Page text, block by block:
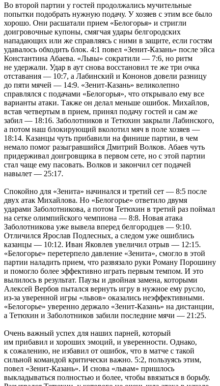
Во второй партии у гостей продолжались мучительные
попытки подобрать нужную подачу. У хозяев с этим все было
хорошо. Они расшатали прием «Белогорья» и стригли
доигровочные купоны, смягчая удары белгородских
нападающих или же справляясь с ними в защите, если гостям
удавалось обходить блок. 4:1 повел «Зенит-Казань» после эйса
Константина Абаева. «Львы» сократили — 7:6, но ритм
не удержали. Удар в аут снова восстановил те же три очка
отставания — 10:7, а Лабинский и Кононов довели разницу
до пяти мячей — 14:9. «Зенит-Казань» великолепно
справлялся с подачами «Белогорья», что открывало ему все
варианты атаки. Также он делал меньше ошибок. Михайлов,
встав четвертым в прием, принял подачу гостей и сам же
забил — 18:16. Заболотников и Тетюхин закрыли Лабинского,
а потом наш блокирующий вколотил мяч в поле хозяев —
18:14. Казанцы чуть прибавили на финише партии, в чем
немало помог разыгравшийся Дмитрий Волков. Абаев чуть
придерживал доигровщика в первом сете, но с этой партии
стал чаще ему пасовать. Волков и закончил сет подачей
навылет — 25:17.
Спокойно для «Зенита» начинался и третий сет — 8:5 после
двух атак Михайлова. Но «Белогорье» ответило двумя
ударами Заболотникова, а потом Тетюхин в третий раз поймал
на сетке олимпийского чемпиона — 8:8. Новая атака
Заболотникова уже вывела вперед белгородцев — 9:10.
Отличился Ярослав Подлесных, а следом уже ошиблись
казанцы — 10:12. Иван Яковлев увеличил отрыв — 12:15.
«Белогорье» перетерпело давление «Зенита», смогло в этой
партии наладить прием, что развязало руки Роману Порошину
и помогло более эффективно играть первым темпом. И это
вылилось в результат. Паузы и двойная замена, которыми
Алексей Вербов пытался вернуть игру в нужное ему русло,
из-за уверенной игры «львов» оказались неэффективными.
«Белогорье» уверенно держало «Зенит-Казань» на дистанции,
а Тетюхин и Заболотников забили последние мячи — 21:25.
Очень важный успех для наших парней, который
им прибавил и хороших эмоций, и уверенности. Однако,
к сожалению, не избавил от ошибок, что в матче с такой
сильной командой критически важно. 5:2, пользуясь этим,
повел «Зенит-Казань». И снова «львам» пришлось
выкладываться полностью и более, чтобы ввязаться в борьбу.